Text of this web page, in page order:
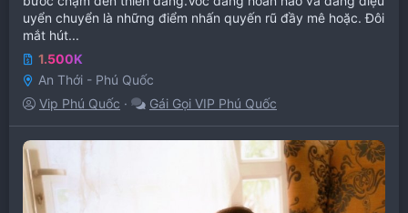
uyển chuyển là những điểm nhấn quyến rũ đầy mê hoặc. Đôi
mắt hút...
1.500K
An Thới - Phú Quốc
Vip Phú Quốc
Gái Gọi VIP Phú Quốc